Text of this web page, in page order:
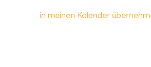
in meinen Kalender